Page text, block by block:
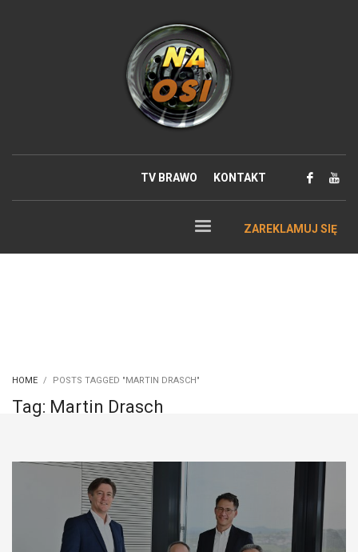
TV BRAWO KONTAKT
ZAREKLAMUJ SIĘ
HOME POSTS TAGGED "MARTIN DRASCH"
Tag: Martin Drasch